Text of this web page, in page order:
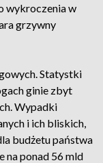
wykroczenia w
grzywny
Statystki
ginie zbyt
Wypadki
i ich bliskich,
budżetu państwa
na ponad 56 mld